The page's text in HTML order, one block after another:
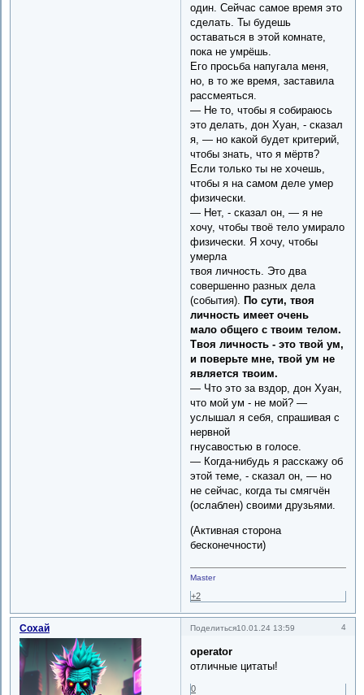
один. Сейчас самое время это
сделать. Ты будешь
оставаться в этой комнате,
пока не умрёшь.
Его просьба напугала меня,
но, в то же время, заставила
рассмеяться.
— Не то, чтобы я собираюсь
это делать, дон Хуан, - сказал
я, — но какой будет критерий,
чтобы знать, что я мёртв?
Если только ты не хочешь,
чтобы я на самом деле умер
физически.
— Нет, - сказал он, — я не
хочу, чтобы твоё тело умирало
физически. Я хочу, чтобы
умерла
твоя личность. Это два
совершенно разных дела
(события).По сути, твоя
личность имеет очень
мало общего с твоим телом.
Твоя личность - это твой ум,
и поверьте мне, твой ум не
является твоим.
— Что это за вздор, дон Хуан,
что мой ум - не мой? —
услышал я себя, спрашивая с
нервной
гнусавостью в голосе.
— Когда-нибудь я расскажу об
этой теме, - сказал он, — но
не сейчас, когда ты смягчён
(ослаблен) своими друзьями.
(Активная сторона
бесконечности)
Master
+2
Поделиться 4
10.01.24 13:59
Сохай
operator
отличные цитаты!
0